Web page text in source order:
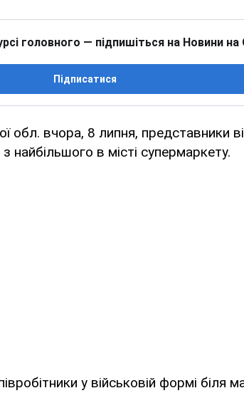
головного — підпишіться на Новини на
Підписатися
обл. вчора, 8 липня, представники
найбільшого в місті супермаркету.
у військовій формі біля